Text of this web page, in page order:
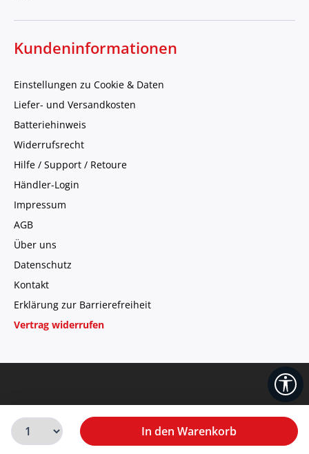
Kundeninformationen
Einstellungen zu Cookie & Daten
Liefer- und Versandkosten
Batteriehinweis
Widerrufsrecht
Hilfe / Support / Retoure
Händler-Login
Impressum
AGB
Über uns
Datenschutz
Kontakt
Erklärung zur Barrierefreiheit
Vertrag widerrufen
Ab einem Bestellwert von 50,-€ innerhalb Deutschlands
versandkostenfrei mitDHL, bei Sperrgutartikeln erfolgt der
In den Warenkorb